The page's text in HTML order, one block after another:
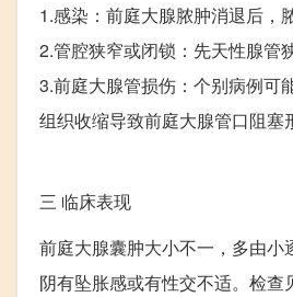
1.感染：前庭大腺脓肿消退后，
2.管腔狭窄或闭锁：先天性腺管
3.前庭大腺管损伤：个别病例可
组织收缩导致前庭大腺管口阻塞
三 临床表现
前庭大腺囊肿大小不一，多由
阴有坠胀感或有性交不适。检查